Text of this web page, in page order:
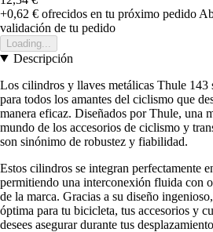
+0,62 € ofrecidos en tu próximo pedido
validación de tu pedido
Loading...
Descripción
Los cilindros y llaves metálicas Thule 143
para todos los amantes del ciclismo que
manera eficaz. Diseñados por Thule, una
mundo de los accesorios de ciclismo y
son sinónimo de robustez y fiabilidad.
Estos cilindros se integran perfectamente
permitiendo una interconexión fluida con
de la marca. Gracias a su diseño
óptima para tu bicicleta, tus accesorios y
desees asegurar durante tus